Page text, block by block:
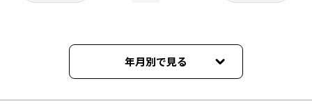
年月別で見る
2026年02月